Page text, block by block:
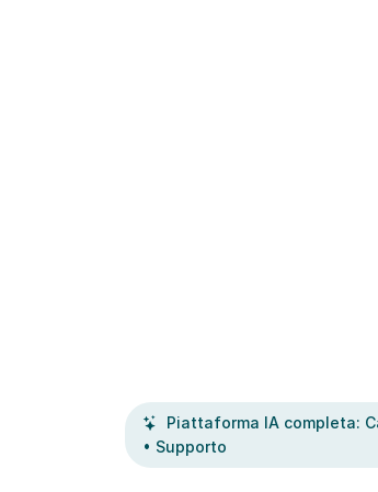
Piattaforma IA completa:
• Supporto